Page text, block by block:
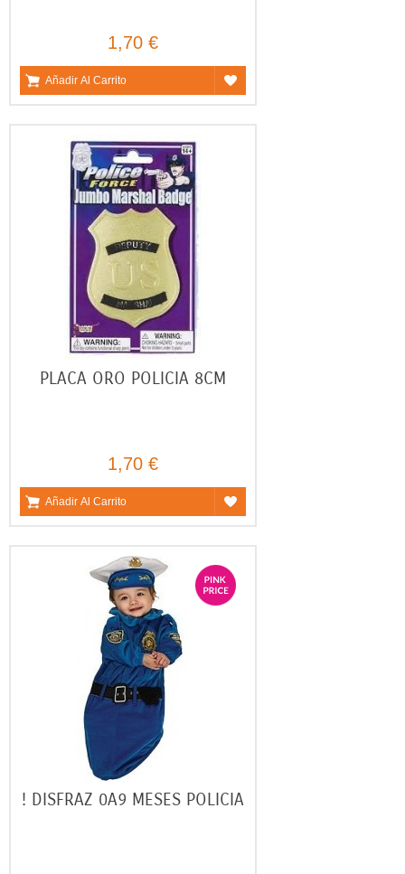
1,70 €
Añadir Al Carrito
PLACA ORO POLICIA 8CM
1,70 €
Añadir Al Carrito
! DISFRAZ 0A9 MESES POLICIA